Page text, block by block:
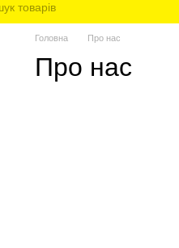
Головна Про нас
Про нас